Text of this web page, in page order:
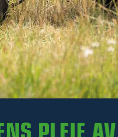
mer
kr
mva.
Kellfri sentrallager
47-27500
den til deg. Kontakt nærmeste